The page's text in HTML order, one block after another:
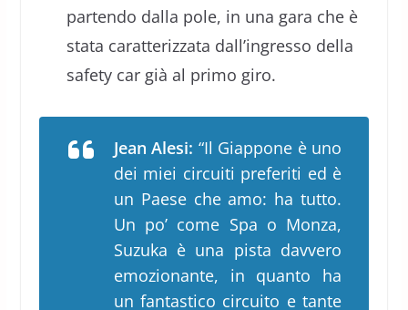
partendo dalla pole, in una gara che è
stata caratterizzata dall’ingresso della
safety car già al primo giro.
Jean Alesi: “Il Giappone è uno
dei miei circuiti preferiti ed è
un Paese che amo: ha tutto.
Un po’ come Spa o Monza,
Suzuka è una pista davvero
emozionante, in quanto ha
un fantastico circuito e tante